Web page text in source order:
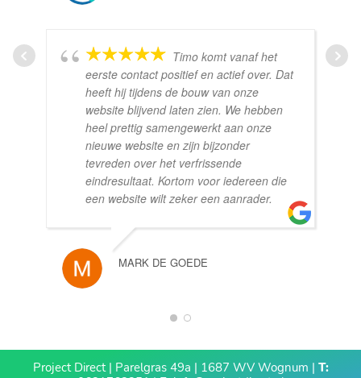
Timo komt vanaf het
eerste contact positief en actief over. Dat
heeft hij tijdens de bouw van onze
website blijvend laten zien. We hebben
heel prettig samengewerkt aan onze
nieuwe website en zijn bijzonder
tevreden over het verfrissende
eindresultaat. Kortom voor iedereen die
een website wilt zeker een aanrader.
MARK DE GOEDE
1 2
Project Direct | Parelgras 49a | 1687 WV Wognum | T: